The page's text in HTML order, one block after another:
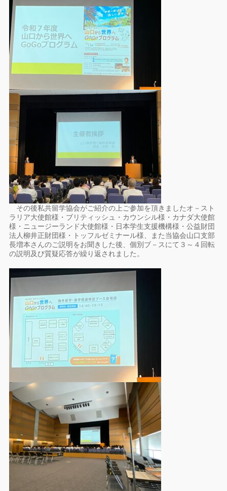
その後私共留学協会がご紹介の上ご参加を頂きましたオ－スト
ラリア大使館様・ブリティッシュ・カウンシル様・カナダ大使館
様・ニュージーランド大使館様・日本学生支援機構様・公益財団
法人柳井正財団様・トッフルゼミナール様、また当協会山口支部
長増本さんのご説明をお聞きした後、個別ブ－スにて３～４回転
の説明及び質疑応答が繰り返されました。